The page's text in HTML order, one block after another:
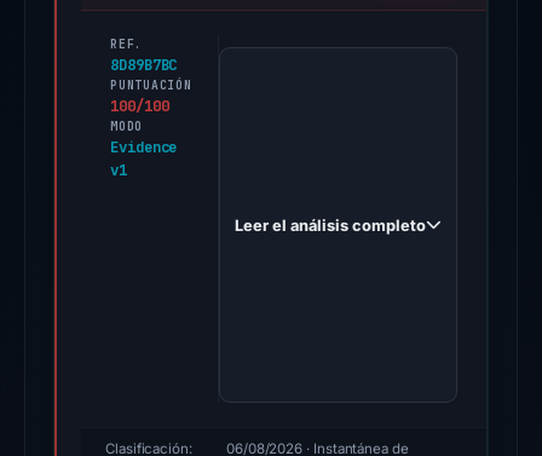
REF.
8D89B7BC
PUNTUACIÓN
100/100
MODO
Evidence
v1
PhishDestroy
Apr
triage
Leer el análisis completo
Clasificación: 06/08/2026 · Instantánea de